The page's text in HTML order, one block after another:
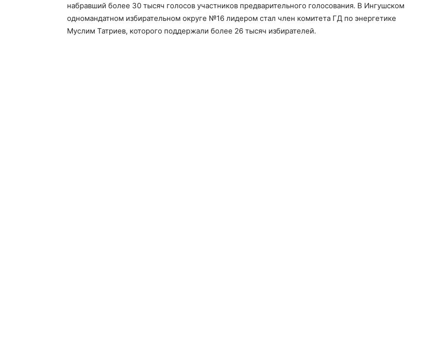
набравший более 30 тысяч голосов участников предварительного голосования. В Ингушском
одномандатном избирательном округе №16 лидером стал член комитета ГД по энергетике
Муслим Татриев, которого поддержали более 26 тысяч избирателей.